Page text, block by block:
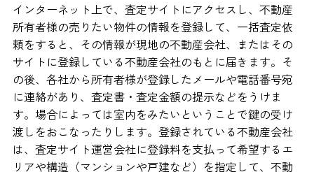
インターネット上で、査定サイトにアクセスし、不動産
所有者様の売りたい物件の情報を登録して、一括査定依
頼をすると、その情報が現地の不動産会社、またはその
サイトに登録している不動産会社のもとに届きます。そ
の後、各社から所有者様が登録したメールや電話番号宛
に連絡があり、査定書・査定金額の提示などをうけま
す。場合によっては室内をみたいということで鍵の受け
渡しをおこなったりします。登録されている不動産会社
は、査定サイト運営会社に登録料を支払って希望するエ
リアや構造（マンションや戸建など）を指定して、不動